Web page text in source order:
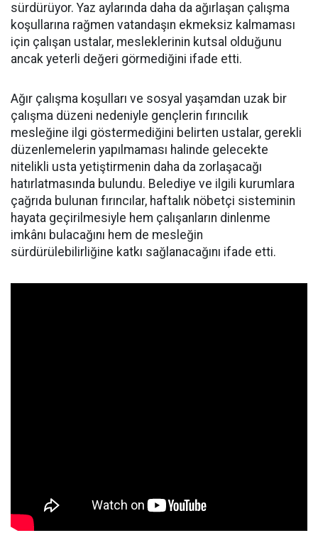
sürdürüyor. Yaz aylarında daha da ağırlaşan çalışma
koşullarına rağmen vatandaşın ekmeksiz kalmaması
için çalışan ustalar, mesleklerinin kutsal olduğunu
ancak yeterli değeri görmediğini ifade etti.
Ağır çalışma koşulları ve sosyal yaşamdan uzak bir
çalışma düzeni nedeniyle gençlerin fırıncılık
mesleğine ilgi göstermediğini belirten ustalar, gerekli
düzenlemelerin yapılmaması halinde gelecekte
nitelikli usta yetiştirmenin daha da zorlaşacağı
hatırlatmasında bulundu. Belediye ve ilgili kurumlara
çağrıda bulunan fırıncılar, haftalık nöbetçi sisteminin
hayata geçirilmesiyle hem çalışanların dinlenme
imkânı bulacağını hem de mesleğin
sürdürülebilirliğine katkı sağlanacağını ifade etti.